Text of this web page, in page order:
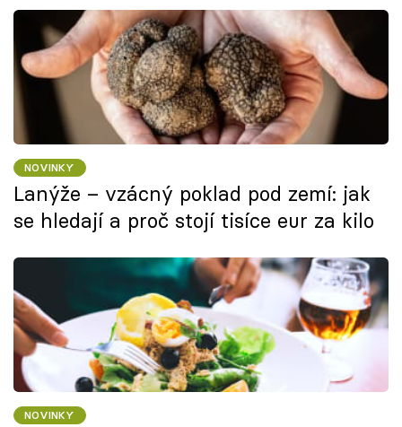
NOVINKY
Lanýže – vzácný poklad pod zemí: jak
se hledají a proč stojí tisíce eur za kilo
NOVINKY